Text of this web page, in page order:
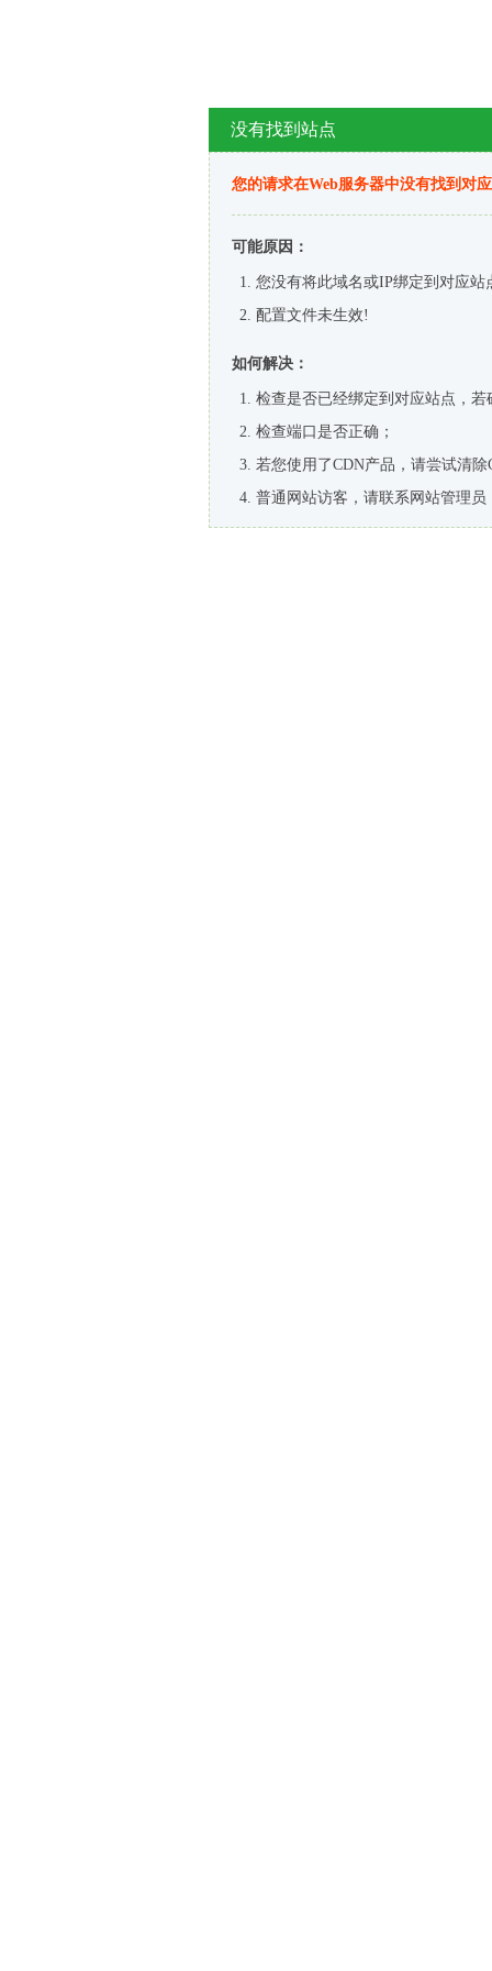
没有找到站点
您的请求在Web服务器中没有找到对
可能原因：
您没有将此域名或IP绑定到对应站
配置文件未生效!
如何解决：
检查是否已经绑定到对应站点，
检查端口是否正确；
若您使用了CDN产品，请尝试清除
普通网站访客，请联系网站管理员